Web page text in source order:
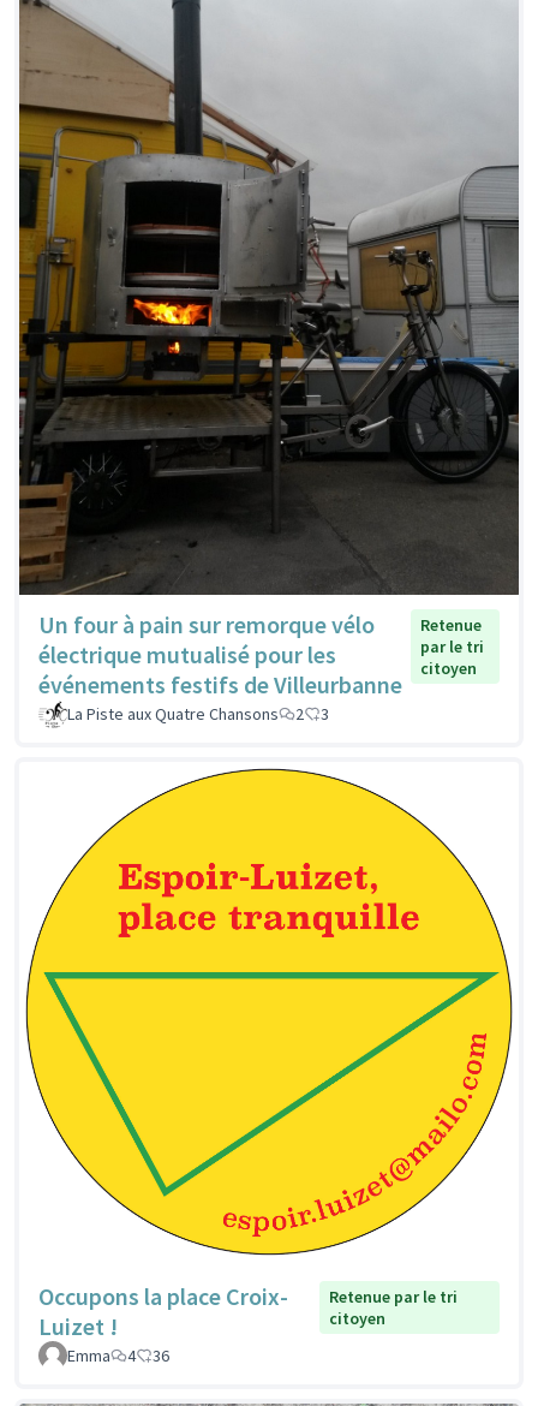
Un four à pain sur remorque vélo
électrique mutualisé pour les
événements festifs de Villeurbanne
Retenue
par le tri
citoyen
La Piste aux Quatre Chansons 2 3
Occupons la place Croix-
Luizet !
Retenue par le tri
citoyen
Emma
4 36